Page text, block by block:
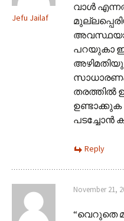
Jefu Jailaf
വാള്‍
പറയുകാ
തരത്തില്‍
പടച്ചോന്‍
Reply
November 21,
“വെറുതെ